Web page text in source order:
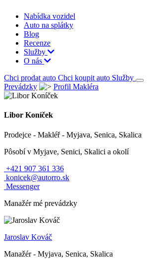
Nabídka vozidel
Auto na splátky
Blog
Recenze
Služby
O nás
Chci prodat auto Chci koupit auto Služby
Prevádzky
Profil Makléra
Libor Koníček
Prodejce - Makléř - Myjava, Senica, Skalica
Pôsobí v Myjave, Senici, Skalici a okolí
+421 907 361 336
konicek@autorro.sk
Messenger
Manažérmé prevádzky
Jaroslav Kováč
Manažér - Myjava, Senica, Skalica